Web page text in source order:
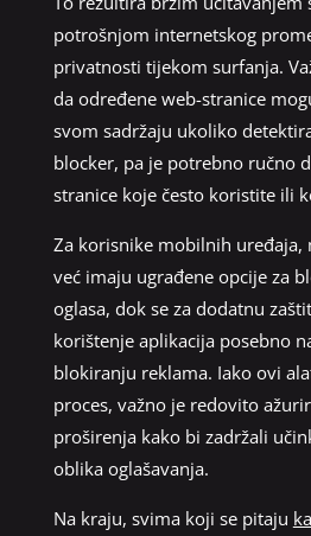
potrošnjom internetskog
privatnosti tijekom surfanja.
da određene web-stranice
svom sadržaju ukoliko
blocker, pa je potrebno ručno
stranice koje često koristite ili
Za korisnike mobilnih uređaja,
već imaju ugrađene opcije za
oglasa, dok se za dodatnu
korištenje aplikacija posebno
blokiranju reklama. Iako ovi
proces, važno je redovito
proširenja kako bi zadržali
oblika oglašavanja.
Na kraju, svima koji se pitaju